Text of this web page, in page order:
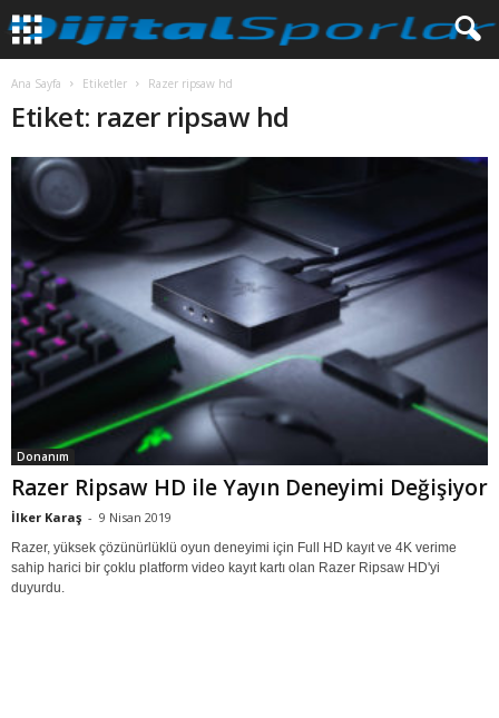
Ana Sayfa Etiketler Razer ripsaw hd
Etiket: razer ripsaw hd
Donanım
Razer Ripsaw HD ile Yayın Deneyimi Değişiyor
İlker Karaş - 9 Nisan 2019
Razer, yüksek çözünürlüklü oyun deneyimi için Full HD kayıt ve 4K verime
sahip harici bir çoklu platform video kayıt kartı olan Razer Ripsaw HD'yi
duyurdu.